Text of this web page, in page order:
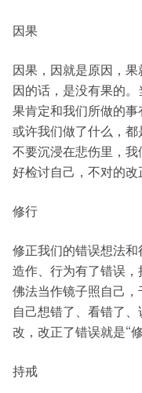
因果
因果，因就是原因，
因的话，是没有果的
果肯定和我们所做的事
或许我们做了什么，
不要沉浸在悲伤里，
好检讨自己，不对的改
修行
修正我们的错误想法和
造作、行为有了错误
佛法当作镜子照自己
自己想错了、看错了
改，改正了错误就是“修
持戒